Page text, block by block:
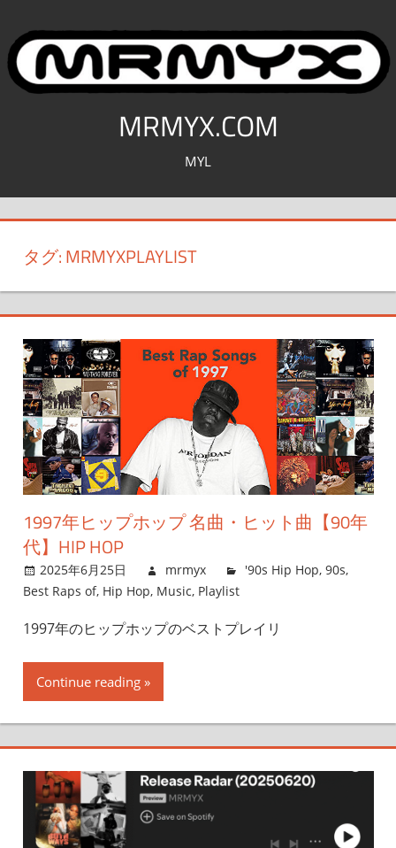
テ
ッ
MRMYX.COM
MYL
タグ:MRMYXPLAYLIST
1997年ヒップホップ 名曲・ヒット曲【90年
代】HIP HOP
2025年6月25日 mrmyx '90s Hip Hop,90s,
Best Raps of, Hip Hop, Music, Playlist
1997年のヒップホップのベストプレイリ
Continue reading